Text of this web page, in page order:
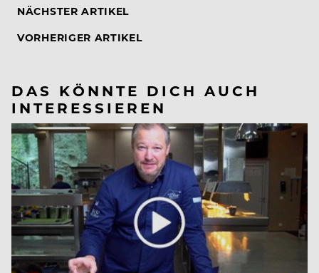
NÄCHSTER ARTIKEL
VORHERIGER ARTIKEL
DAS KÖNNTE DICH AUCH
INTERESSIEREN